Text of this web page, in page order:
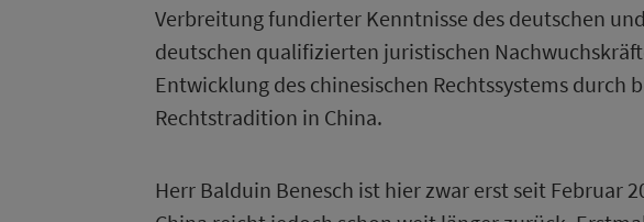
Verbreitung fundierter Kenntnisse des deutschen
deutschen qualifizierten juristischen
Entwicklung des chinesischen Rechtssystems
Rechtstradition in China.
Herr Balduin Benesch ist hier zwar erst seit Februar